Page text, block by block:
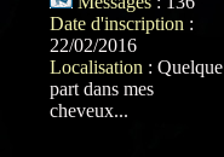
Date d'inscription :
22/02/2016
Localisation : Quelque
part dans mes
cheveux...